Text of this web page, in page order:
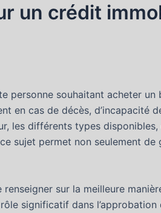
un crédit
personne souhaitant acheter un
en cas de décès, d’incapacité
les différents types
sujet permet non seulement de
sur la meilleure
significatif dans l’approbation